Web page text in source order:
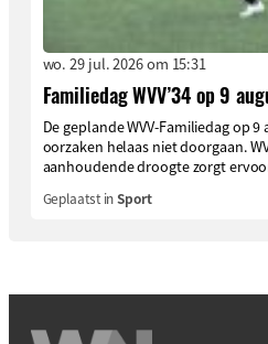
wo. 29 jul. 2026 om 15:31
Familiedag WVV’34 op 9
De geplande WVV-Familiedag op
oorzaken helaas niet doorgaan.
aanhoudende droogte zorgt
Geplaatst inSport